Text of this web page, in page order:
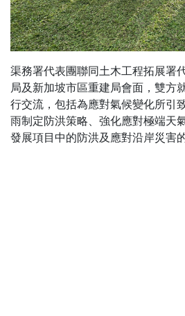
渠務署代表團聯同土木工程拓展署
局及新加坡市區重建局會面，雙方
行交流，包括為應對氣候變化所引
雨制定防洪策略、強化應對極端天
發展項目中的防洪及應對沿岸災害